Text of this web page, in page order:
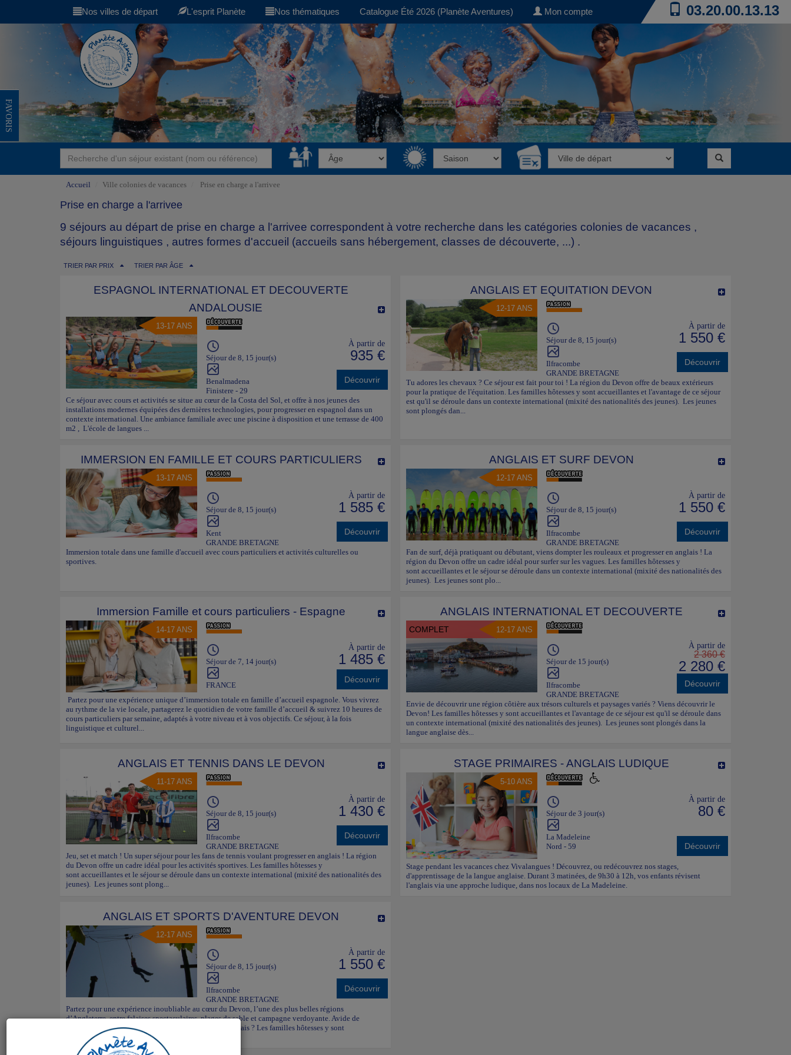
Nos villes de départ L'esprit Planète Nos thématiques Catalogue Été 2026 (Planète Aventures) Mon compte 03.20.00.13.13
FAVORIS
Accueil Ville colonies de vacances Prise en charge a l'arrivee
Prise en charge a l'arrivee
9 séjours au départ de prise en charge a l'arrivee correspondent à votre recherche dans les catégories colonies de vacances ,
séjours linguistiques , autres formes d'accueil (accueils sans hébergement, classes de découverte, ...) .
TRIER PAR PRIX TRIER PAR ÂGE
ESPAGNOL INTERNATIONAL ET DECOUVERTE
ANDALOUSIE
13-17 ANS
Séjour de 8, 15 jour(s)
Benalmadena
Finistere - 29
À partir de
935 €
Découvrir
Ce séjour avec cours et activités se situe au cœur de la Costa del Sol, et offre à nos jeunes des
installations modernes équipées des dernières technologies, pour progresser en espagnol dans un
contexte international. Une ambiance familiale avec une piscine à disposition et une terrasse de 400
m2 , L'école de langues ...
ANGLAIS ET EQUITATION DEVON
12-17 ANS
Séjour de 8, 15 jour(s)
Ilfracombe
GRANDE BRETAGNE
À partir de
1 550 €
Découvrir
Tu adores les chevaux ? Ce séjour est fait pour toi ! La région du Devon offre de beaux extérieurs
pour la pratique de l'équitation. Les familles hôtesses y sont accueillantes et l'avantage de ce séjour
est qu'il se déroule dans un contexte international (mixité des nationalités des jeunes). Les jeunes
sont plongés dan...
IMMERSION EN FAMILLE ET COURS PARTICULIERS
13-17 ANS
Séjour de 8, 15 jour(s)
Kent
GRANDE BRETAGNE
À partir de
1 585 €
Découvrir
Immersion totale dans une famille d'accueil avec cours particuliers et activités culturelles ou
sportives.
ANGLAIS ET SURF DEVON
12-17 ANS
Séjour de 8, 15 jour(s)
Ilfracombe
GRANDE BRETAGNE
À partir de
1 550 €
Découvrir
Fan de surf, déjà pratiquant ou débutant, viens dompter les rouleaux et progresser en anglais ! La
région du Devon offre un cadre idéal pour surfer sur les vagues. Les familles hôtesses y
sont accueillantes et le séjour se déroule dans un contexte international (mixité des nationalités des
jeunes). Les jeunes sont plo...
Immersion Famille et cours particuliers - Espagne
14-17 ANS
Séjour de 7, 14 jour(s)
FRANCE
À partir de
1 485 €
Découvrir
Partez pour une expérience unique d’immersion totale en famille d’accueil espagnole. Vous vivrez
au rythme de la vie locale, partagerez le quotidien de votre famille d’accueil & suivrez 10 heures de
cours particuliers par semaine, adaptés à votre niveau et à vos objectifs. Ce séjour, à la fois
linguistique et culturel...
ANGLAIS INTERNATIONAL ET DECOUVERTE
COMPLET 12-17 ANS
Séjour de 15 jour(s)
Ilfracombe
GRANDE BRETAGNE
À partir de
2 360 €
2 280 €
Découvrir
Envie de découvrir une région côtière aux trésors culturels et paysages variés ? Viens découvrir le
Devon! Les familles hôtesses y sont accueillantes et l'avantage de ce séjour est qu'il se déroule dans
un contexte international (mixité des nationalités des jeunes). Les jeunes sont plongés dans la
langue anglaise dès...
ANGLAIS ET TENNIS DANS LE DEVON
11-17 ANS
Séjour de 8, 15 jour(s)
Ilfracombe
GRANDE BRETAGNE
À partir de
1 430 €
Découvrir
Jeu, set et match ! Un super séjour pour les fans de tennis voulant progresser en anglais ! La région
du Devon offre un cadre idéal pour les activités sportives. Les familles hôtesses y
sont accueillantes et le séjour se déroule dans un contexte international (mixité des nationalités des
jeunes). Les jeunes sont plong...
STAGE PRIMAIRES - ANGLAIS LUDIQUE
5-10 ANS
Séjour de 3 jour(s)
La Madeleine
Nord - 59
À partir de
80 €
Découvrir
Stage pendant les vacances chez Vivalangues ! Découvrez, ou redécouvrez nos stages,
d'apprentissage de la langue anglaise. Durant 3 matinées, de 9h30 à 12h, vos enfants révisent
l'anglais via une approche ludique, dans nos locaux de La Madeleine.
ANGLAIS ET SPORTS D'AVENTURE DEVON
12-17 ANS
Séjour de 8, 15 jour(s)
Ilfracombe
GRANDE BRETAGNE
À partir de
1 550 €
Découvrir
Partez pour une expérience inoubliable au cœur du Devon, l’une des plus belles régions
d’Angleterre, entre falaises spectaculaires, plages de sable et campagne verdoyante. Avide de
sensations fortes, tu veux t'amuser et progresser en anglais ? Les familles hôtesses y sont
accueillantes et le séjour se déroule dans un c...